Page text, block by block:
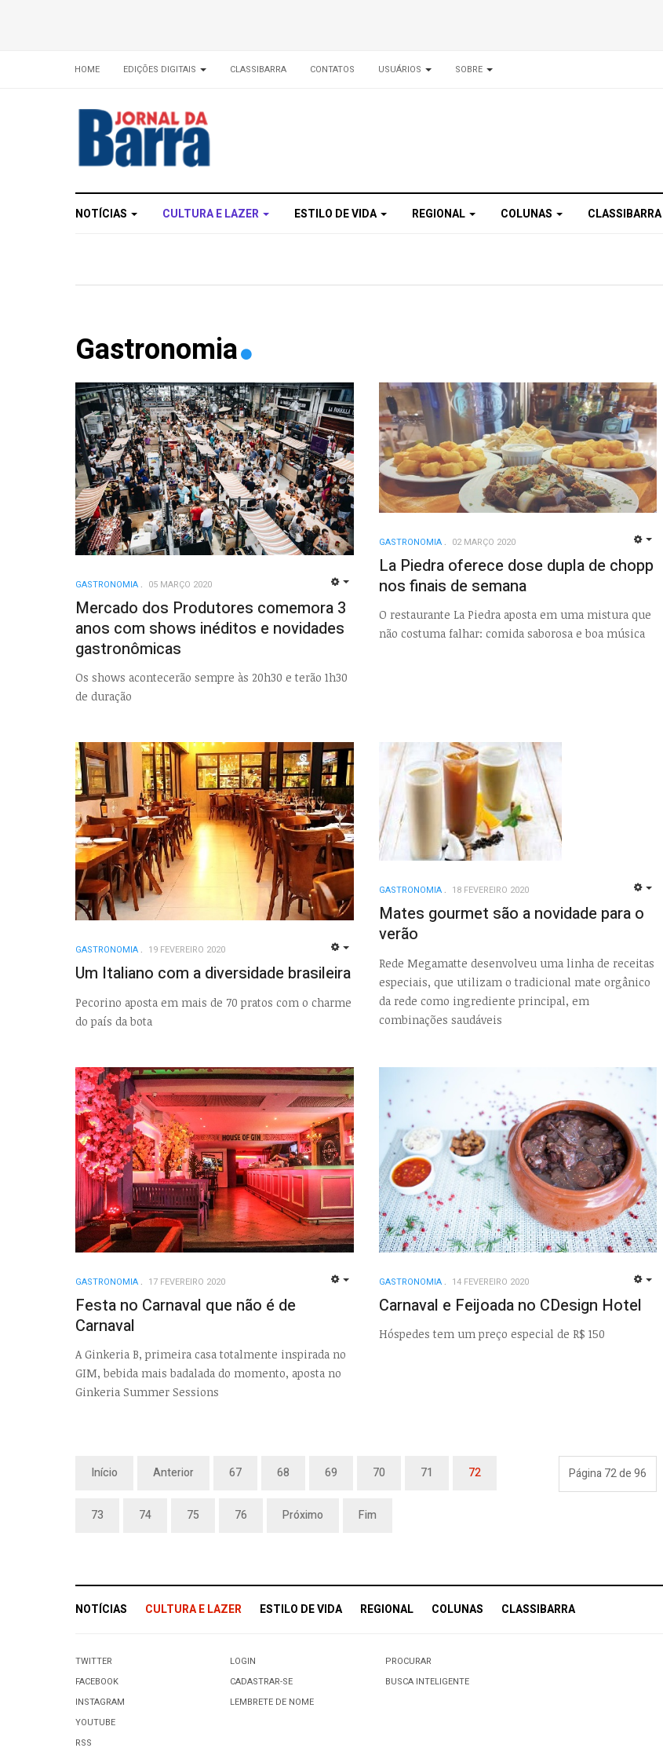
HOME EDIÇÕES DIGITAIS CLASSIBARRA CONTATOS USUÁRIOS SOBRE
NOTÍCIAS CULTURA E LAZER ESTILO DE VIDA REGIONAL COLUNAS CLASSIBARRA
Gastronomia
GASTRONOMIA 05 MARÇO 2020
Mercado dos Produtores comemora 3
anos com shows inéditos e novidades
gastronômicas
Os shows acontecerão sempre às 20h30 e terão 1h30
de duração
GASTRONOMIA 02 MARÇO 2020
La Piedra oferece dose dupla de chopp
nos finais de semana
O restaurante La Piedra aposta em uma mistura que
não costuma falhar: comida saborosa e boa música
GASTRONOMIA 19 FEVEREIRO 2020
Um Italiano com a diversidade brasileira
Pecorino aposta em mais de 70 pratos com o charme
do país da bota
GASTRONOMIA 18 FEVEREIRO 2020
Mates gourmet são a novidade para o
verão
Rede Megamatte desenvolveu uma linha de receitas
especiais, que utilizam o tradicional mate orgânico
da rede como ingrediente principal, em
combinações saudáveis
GASTRONOMIA 17 FEVEREIRO 2020
Festa no Carnaval que não é de
Carnaval
A Ginkeria B, primeira casa totalmente inspirada no
GIM, bebida mais badalada do momento, aposta no
Ginkeria Summer Sessions
GASTRONOMIA 14 FEVEREIRO 2020
Carnaval e Feijoada no CDesign Hotel
Hóspedes tem um preço especial de R$ 150
Página 72 de 96
Início Anterior 67 68 69 70 71 72
73 74 75 76 Próximo Fim
NOTÍCIAS CULTURA E LAZER ESTILO DE VIDA REGIONAL COLUNAS CLASSIBARRA
TWITTER
FACEBOOK
INSTAGRAM
YOUTUBE
RSS
LOGIN
CADASTRAR-SE
LEMBRETE DE NOME
PROCURAR
BUSCA INTELIGENTE